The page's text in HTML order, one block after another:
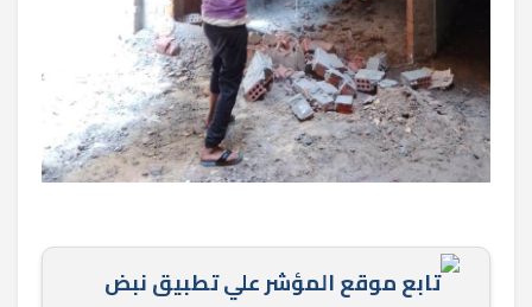
تابع موقع المؤشر علي تطبيق نبض